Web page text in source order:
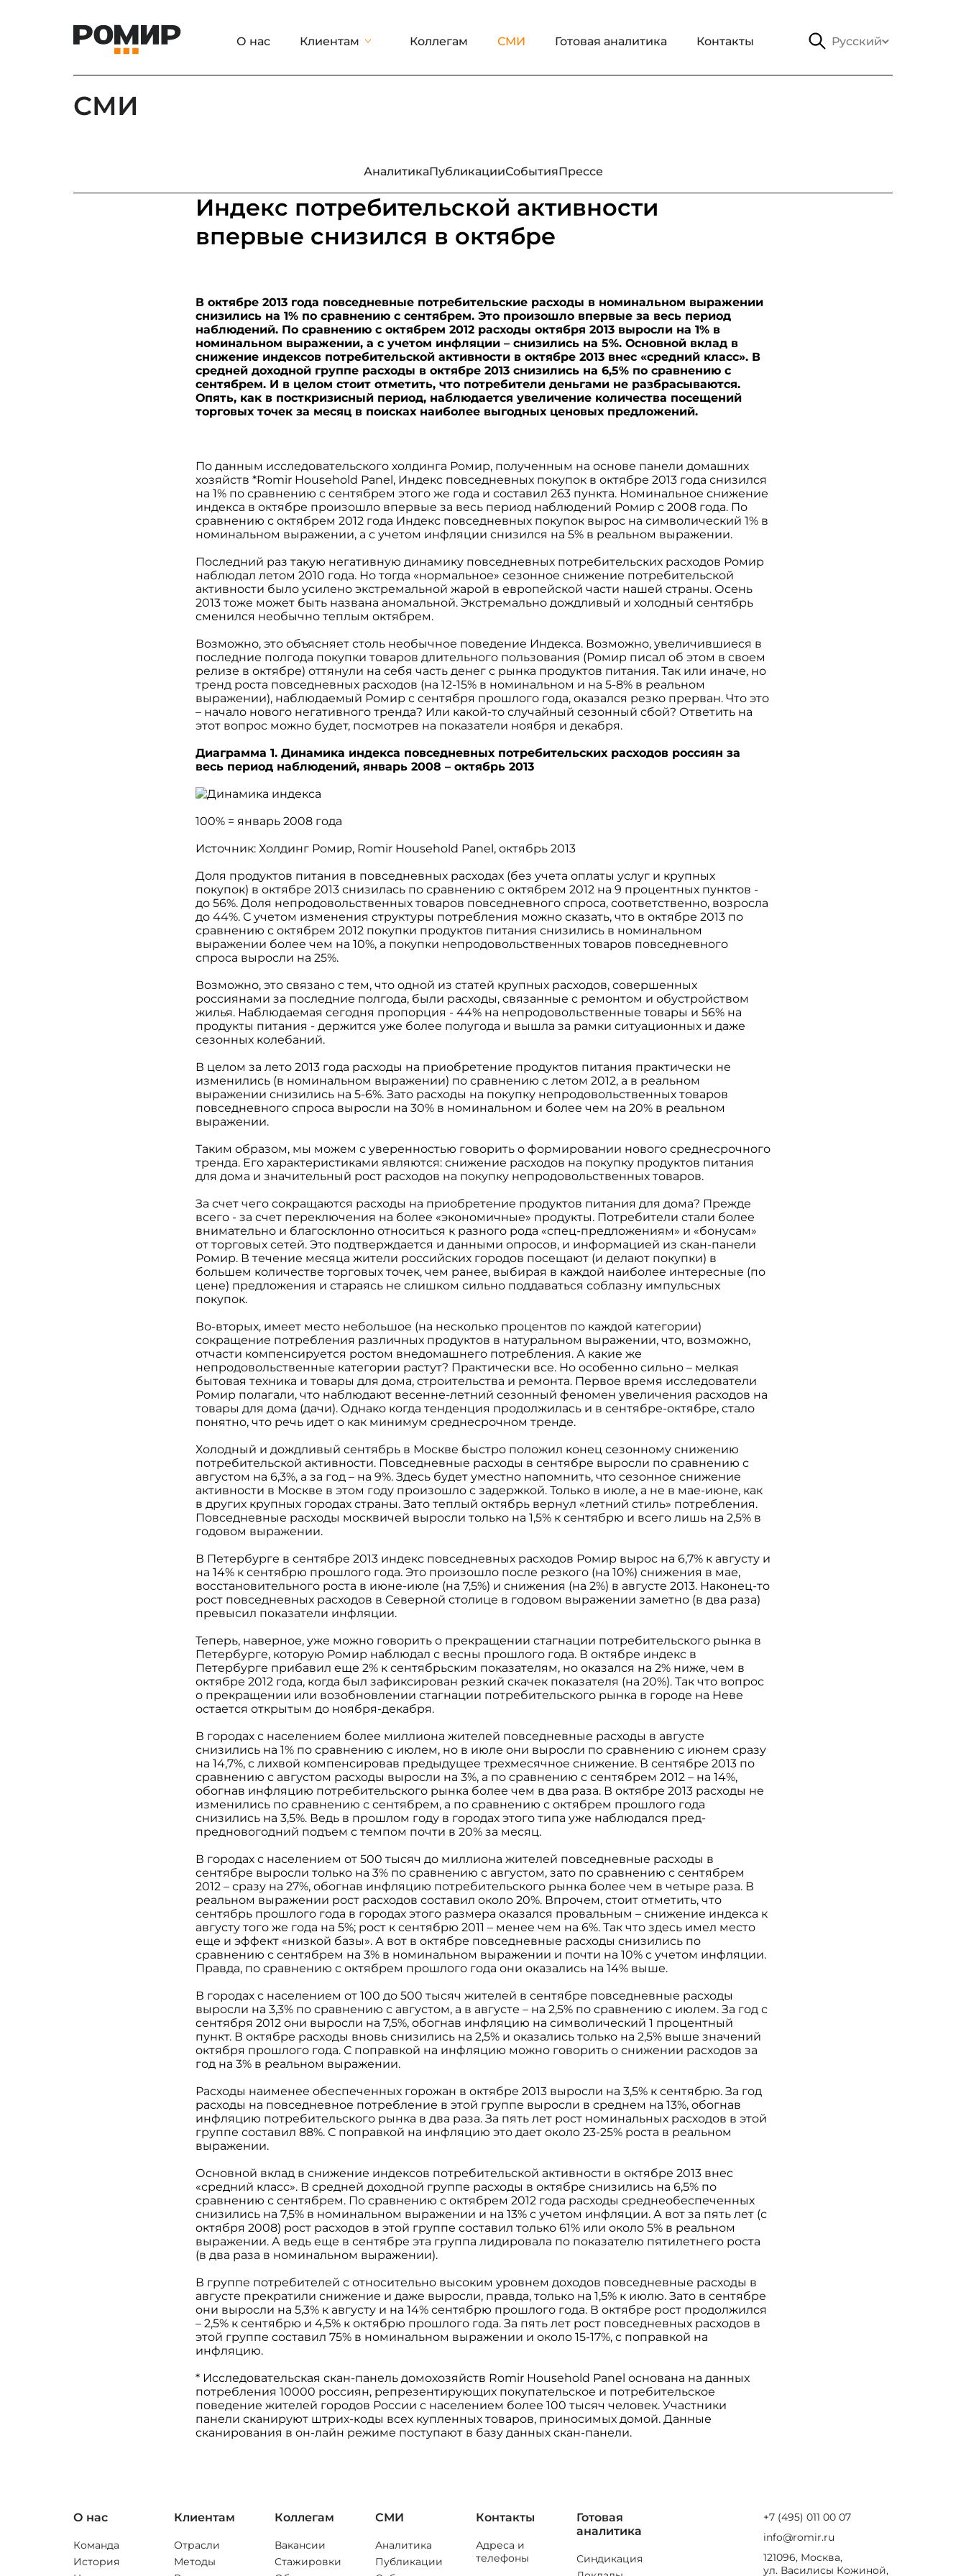
О нас Клиентам Коллегам СМИ Готовая аналитика Контакты Русский
СМИ
АналитикаПубликацииСобытияПрессе
Индекс потребительской активности
впервые снизился в октябре
В октябре 2013 года повседневные потребительские расходы в номинальном выражении
снизились на 1% по сравнению с сентябрем. Это произошло впервые за весь период
наблюдений. По сравнению с октябрем 2012 расходы октября 2013 выросли на 1% в
номинальном выражении, а с учетом инфляции – снизились на 5%. Основной вклад в
снижение индексов потребительской активности в октябре 2013 внес «средний класс». В
средней доходной группе расходы в октябре 2013 снизились на 6,5% по сравнению с
сентябрем. И в целом стоит отметить, что потребители деньгами не разбрасываются.
Опять, как в посткризисный период, наблюдается увеличение количества посещений
торговых точек за месяц в поисках наиболее выгодных ценовых предложений.
По данным исследовательского холдинга Ромир, полученным на основе панели домашних
хозяйств *Romir Household Panel, Индекс повседневных покупок в октябре 2013 года снизился
на 1% по сравнению с сентябрем этого же года и составил 263 пункта. Номинальное снижение
индекса в октябре произошло впервые за весь период наблюдений Ромир с 2008 года. По
сравнению с октябрем 2012 года Индекс повседневных покупок вырос на символический 1% в
номинальном выражении, а с учетом инфляции снизился на 5% в реальном выражении.
Последний раз такую негативную динамику повседневных потребительских расходов Ромир
наблюдал летом 2010 года. Но тогда «нормальное» сезонное снижение потребительской
активности было усилено экстремальной жарой в европейской части нашей страны. Осень
2013 тоже может быть названа аномальной. Экстремально дождливый и холодный сентябрь
сменился необычно теплым октябрем.
Возможно, это объясняет столь необычное поведение Индекса. Возможно, увеличившиеся в
последние полгода покупки товаров длительного пользования (Ромир писал об этом в своем
релизе в октябре) оттянули на себя часть денег с рынка продуктов питания. Так или иначе, но
тренд роста повседневных расходов (на 12-15% в номинальном и на 5-8% в реальном
выражении), наблюдаемый Ромир с сентября прошлого года, оказался резко прерван. Что это
– начало нового негативного тренда? Или какой-то случайный сезонный сбой? Ответить на
этот вопрос можно будет, посмотрев на показатели ноября и декабря.
Диаграмма 1. Динамика индекса повседневных потребительских расходов россиян за
весь период наблюдений, январь 2008 – октябрь 2013
100% = январь 2008 года
Источник: Холдинг Ромир, Romir Household Panel, октябрь 2013
Доля продуктов питания в повседневных расходах (без учета оплаты услуг и крупных
покупок) в октябре 2013 снизилась по сравнению с октябрем 2012 на 9 процентных пунктов -
до 56%. Доля непродовольственных товаров повседневного спроса, соответственно, возросла
до 44%. С учетом изменения структуры потребления можно сказать, что в октябре 2013 по
сравнению с октябрем 2012 покупки продуктов питания снизились в номинальном
выражении более чем на 10%, а покупки непродовольственных товаров повседневного
спроса выросли на 25%.
Возможно, это связано с тем, что одной из статей крупных расходов, совершенных
россиянами за последние полгода, были расходы, связанные с ремонтом и обустройством
жилья. Наблюдаемая сегодня пропорция - 44% на непродовольственные товары и 56% на
продукты питания - держится уже более полугода и вышла за рамки ситуационных и даже
сезонных колебаний.
В целом за лето 2013 года расходы на приобретение продуктов питания практически не
изменились (в номинальном выражении) по сравнению с летом 2012, а в реальном
выражении снизились на 5-6%. Зато расходы на покупку непродовольственных товаров
повседневного спроса выросли на 30% в номинальном и более чем на 20% в реальном
выражении.
Таким образом, мы можем с уверенностью говорить о формировании нового среднесрочного
тренда. Его характеристиками являются: снижение расходов на покупку продуктов питания
для дома и значительный рост расходов на покупку непродовольственных товаров.
За счет чего сокращаются расходы на приобретение продуктов питания для дома? Прежде
всего - за счет переключения на более «экономичные» продукты. Потребители стали более
внимательно и благосклонно относиться к разного рода «спец-предложениям» и «бонусам»
от торговых сетей. Это подтверждается и данными опросов, и информацией из скан-панели
Ромир. В течение месяца жители российских городов посещают (и делают покупки) в
большем количестве торговых точек, чем ранее, выбирая в каждой наиболее интересные (по
цене) предложения и стараясь не слишком сильно поддаваться соблазну импульсных
покупок.
Во-вторых, имеет место небольшое (на несколько процентов по каждой категории)
сокращение потребления различных продуктов в натуральном выражении, что, возможно,
отчасти компенсируется ростом внедомашнего потребления. А какие же
непродовольственные категории растут? Практически все. Но особенно сильно – мелкая
бытовая техника и товары для дома, строительства и ремонта. Первое время исследователи
Ромир полагали, что наблюдают весенне-летний сезонный феномен увеличения расходов на
товары для дома (дачи). Однако когда тенденция продолжилась и в сентябре-октябре, стало
понятно, что речь идет о как минимум среднесрочном тренде.
Холодный и дождливый сентябрь в Москве быстро положил конец сезонному снижению
потребительской активности. Повседневные расходы в сентябре выросли по сравнению с
августом на 6,3%, а за год – на 9%. Здесь будет уместно напомнить, что сезонное снижение
активности в Москве в этом году произошло с задержкой. Только в июле, а не в мае-июне, как
в других крупных городах страны. Зато теплый октябрь вернул «летний стиль» потребления.
Повседневные расходы москвичей выросли только на 1,5% к сентябрю и всего лишь на 2,5% в
годовом выражении.
В Петербурге в сентябре 2013 индекс повседневных расходов Ромир вырос на 6,7% к августу и
на 14% к сентябрю прошлого года. Это произошло после резкого (на 10%) снижения в мае,
восстановительного роста в июне-июле (на 7,5%) и снижения (на 2%) в августе 2013. Наконец-то
рост повседневных расходов в Северной столице в годовом выражении заметно (в два раза)
превысил показатели инфляции.
Теперь, наверное, уже можно говорить о прекращении стагнации потребительского рынка в
Петербурге, которую Ромир наблюдал с весны прошлого года. В октябре индекс в
Петербурге прибавил еще 2% к сентябрьским показателям, но оказался на 2% ниже, чем в
октябре 2012 года, когда был зафиксирован резкий скачек показателя (на 20%). Так что вопрос
о прекращении или возобновлении стагнации потребительского рынка в городе на Неве
остается открытым до ноября-декабря.
В городах с населением более миллиона жителей повседневные расходы в августе
снизились на 1% по сравнению с июлем, но в июле они выросли по сравнению с июнем сразу
на 14,7%, с лихвой компенсировав предыдущее трехмесячное снижение. В сентябре 2013 по
сравнению с августом расходы выросли на 3%, а по сравнению с сентябрем 2012 – на 14%,
обогнав инфляцию потребительского рынка более чем в два раза. В октябре 2013 расходы не
изменились по сравнению с сентябрем, а по сравнению с октябрем прошлого года
снизились на 3,5%. Ведь в прошлом году в городах этого типа уже наблюдался пред-
предновогодний подъем с темпом почти в 20% за месяц.
В городах с населением от 500 тысяч до миллиона жителей повседневные расходы в
сентябре выросли только на 3% по сравнению с августом, зато по сравнению с сентябрем
2012 – сразу на 27%, обогнав инфляцию потребительского рынка более чем в четыре раза. В
реальном выражении рост расходов составил около 20%. Впрочем, стоит отметить, что
сентябрь прошлого года в городах этого размера оказался провальным – снижение индекса к
августу того же года на 5%; рост к сентябрю 2011 – менее чем на 6%. Так что здесь имел место
еще и эффект «низкой базы». А вот в октябре повседневные расходы снизились по
сравнению с сентябрем на 3% в номинальном выражении и почти на 10% с учетом инфляции.
Правда, по сравнению с октябрем прошлого года они оказались на 14% выше.
В городах с населением от 100 до 500 тысяч жителей в сентябре повседневные расходы
выросли на 3,3% по сравнению с августом, а в августе – на 2,5% по сравнению с июлем. За год с
сентября 2012 они выросли на 7,5%, обогнав инфляцию на символический 1 процентный
пункт. В октябре расходы вновь снизились на 2,5% и оказались только на 2,5% выше значений
октября прошлого года. С поправкой на инфляцию можно говорить о снижении расходов за
год на 3% в реальном выражении.
Расходы наименее обеспеченных горожан в октябре 2013 выросли на 3,5% к сентябрю. За год
расходы на повседневное потребление в этой группе выросли в среднем на 13%, обогнав
инфляцию потребительского рынка в два раза. За пять лет рост номинальных расходов в этой
группе составил 88%. С поправкой на инфляцию это дает около 23-25% роста в реальном
выражении.
Основной вклад в снижение индексов потребительской активности в октябре 2013 внес
«средний класс». В средней доходной группе расходы в октябре снизились на 6,5% по
сравнению с сентябрем. По сравнению с октябрем 2012 года расходы среднеобеспеченных
снизились на 7,5% в номинальном выражении и на 13% с учетом инфляции. А вот за пять лет (с
октября 2008) рост расходов в этой группе составил только 61% или около 5% в реальном
выражении. А ведь еще в сентябре эта группа лидировала по показателю пятилетнего роста
(в два раза в номинальном выражении).
В группе потребителей с относительно высоким уровнем доходов повседневные расходы в
августе прекратили снижение и даже выросли, правда, только на 1,5% к июлю. Зато в сентябре
они выросли на 5,3% к августу и на 14% сентябрю прошлого года. В октябре рост продолжился
– 2,5% к сентябрю и 4,5% к октябрю прошлого года. За пять лет рост повседневных расходов в
этой группе составил 75% в номинальном выражении и около 15-17%, с поправкой на
инфляцию.
* Исследовательская скан-панель домохозяйств Romir Household Panel основана на данных
потребления 10000 россиян, репрезентирующих покупательское и потребительское
поведение жителей городов России с населением более 100 тысяч человек. Участники
панели сканируют штрих-коды всех купленных товаров, приносимых домой. Данные
сканирования в он-лайн режиме поступают в базу данных скан-панели.
О нас
Команда
История
Клиентам
Отрасли
Методы
Коллегам
Вакансии
Стажировки
СМИ
Аналитика
Публикации
Контакты
Адреса и
телефоны
Готовая
аналитика
Синдикация
+7 (495) 011 00 07
info@romir.ru
121096, Москва,
ул. Василисы Кожиной,